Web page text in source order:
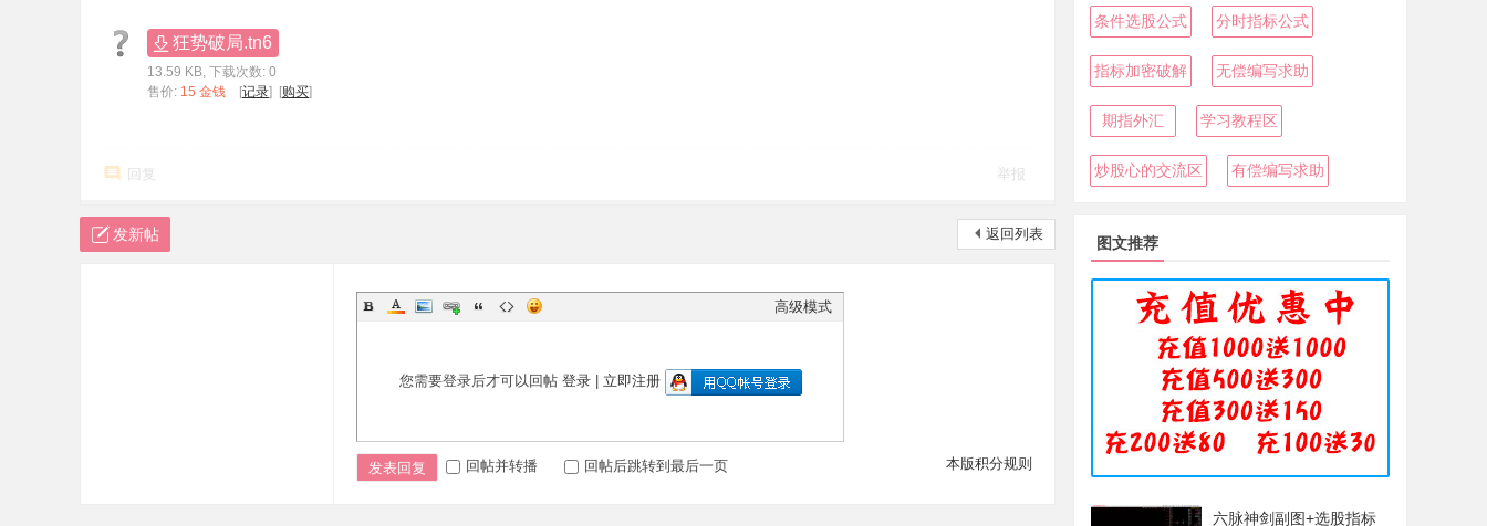
狂势破局.tn6
13.59 KB, 下载次数: 0
售价: 15 金钱 [记录] [购买]
回复 举报
返回列表
发新帖
高级模式
您需要登录后才可以回帖 登录| 立即注册
本版积分规则
发表回复 回帖并转播 回帖后跳转到最后一页
条件选股公式 分时指标公式
指标加密破解 无偿编写求助
期指外汇 学习教程区
炒股心的交流区 有偿编写求助
图文推荐
六脉神剑副图+选股指标